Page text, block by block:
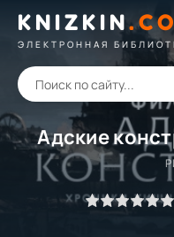
KNIZKIN.
ЭЛЕКТРОННАЯ
Адские